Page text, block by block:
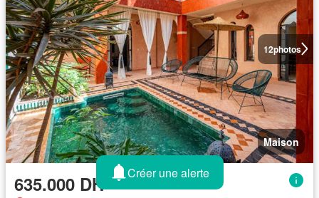
12photos
Maison
635.000 DH Créer une alerte